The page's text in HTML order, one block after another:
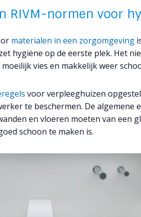
RIVM-normen voor
materialen in een zorgomgeving
hygiëne op de eerste plek. Het
vies en makkelijk weer
voor verpleeghuizen
te beschermen. De algemene
en vloeren moeten van een
schoon te maken is.